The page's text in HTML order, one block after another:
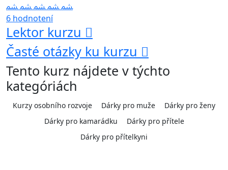
6 hodnotení
Lektor kurzu
Časté otázky ku kurzu
Tento kurz nájdete v týchto
kategóriách
Kurzy osobního rozvoje Dárky pro muže
Dárky pro ženy
Dárky pro kamarádku
Dárky pro přítele
Dárky pro přítelkyni